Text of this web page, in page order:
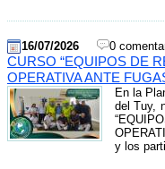
16/07/2026 0
CURSO “EQUIPOS DE
OPERATIVA ANTE
En la
del Tuy,
y los